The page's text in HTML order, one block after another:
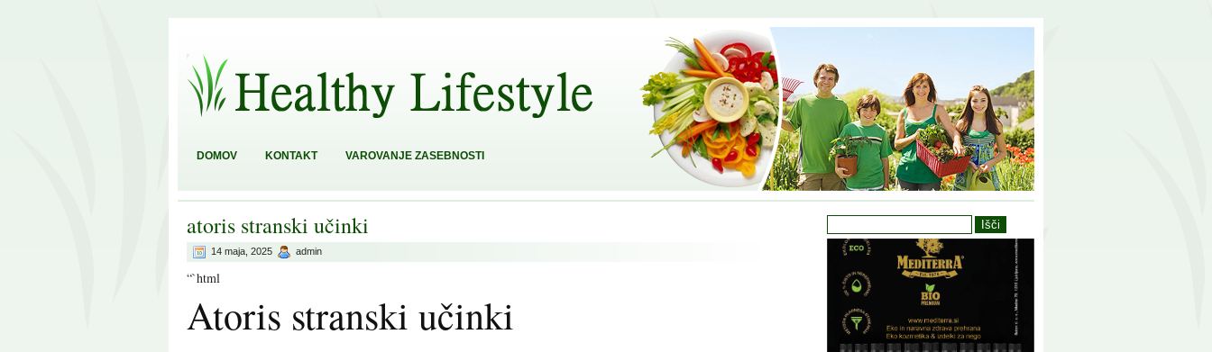
DOMOV KONTAKT VAROVANJE ZASEBNOSTI
atoris stranski učinki
14 maja, 2025 admin
“`html
Atoris stranski učinki